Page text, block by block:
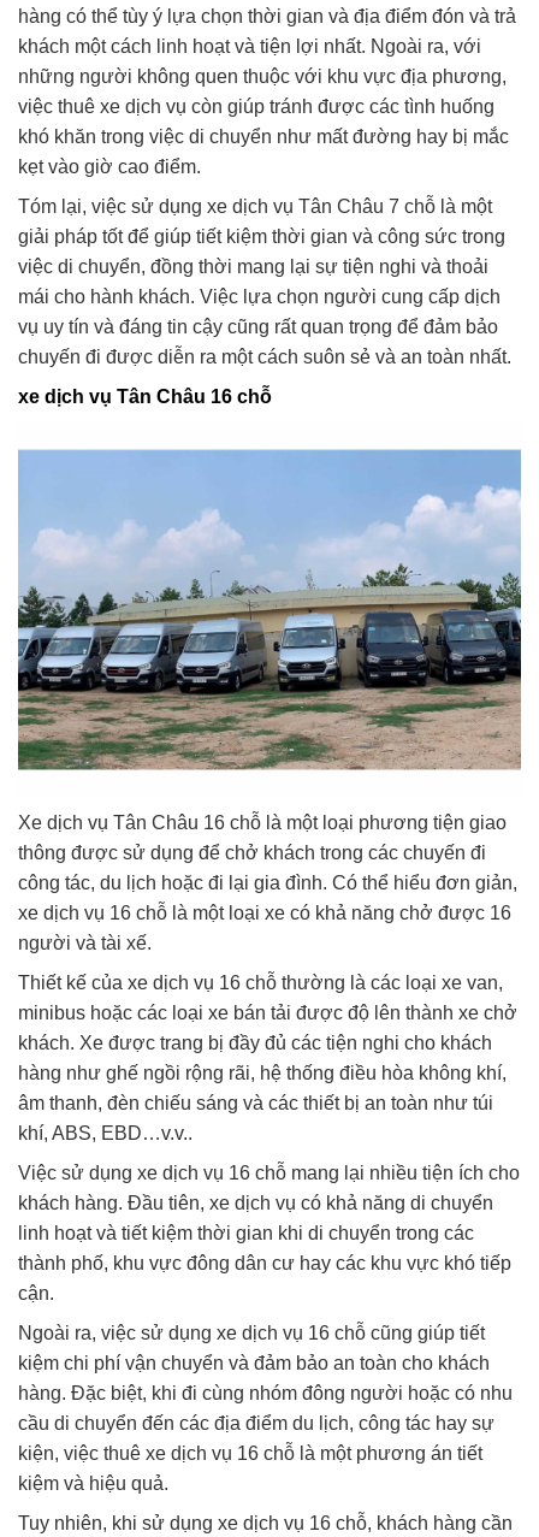
hàng có thể tùy ý lựa chọn thời gian và địa điểm đón và trả
khách một cách linh hoạt và tiện lợi nhất. Ngoài ra, với
những người không quen thuộc với khu vực địa phương,
việc thuê xe dịch vụ còn giúp tránh được các tình huống
khó khăn trong việc di chuyển như mất đường hay bị mắc
kẹt vào giờ cao điểm.
Tóm lại, việc sử dụng xe dịch vụ Tân Châu 7 chỗ là một
giải pháp tốt để giúp tiết kiệm thời gian và công sức trong
việc di chuyển, đồng thời mang lại sự tiện nghi và thoải
mái cho hành khách. Việc lựa chọn người cung cấp dịch
vụ uy tín và đáng tin cậy cũng rất quan trọng để đảm bảo
chuyến đi được diễn ra một cách suôn sẻ và an toàn nhất.
xe dịch vụ Tân Châu 16 chỗ
Xe dịch vụ Tân Châu 16 chỗ là một loại phương tiện giao
thông được sử dụng để chở khách trong các chuyến đi
công tác, du lịch hoặc đi lại gia đình. Có thể hiểu đơn giản,
xe dịch vụ 16 chỗ là một loại xe có khả năng chở được 16
người và tài xế.
Thiết kế của xe dịch vụ 16 chỗ thường là các loại xe van,
minibus hoặc các loại xe bán tải được độ lên thành xe chở
khách. Xe được trang bị đầy đủ các tiện nghi cho khách
hàng như ghế ngồi rộng rãi, hệ thống điều hòa không khí,
âm thanh, đèn chiếu sáng và các thiết bị an toàn như túi
khí, ABS, EBD…v.v..
Việc sử dụng xe dịch vụ 16 chỗ mang lại nhiều tiện ích cho
khách hàng. Đầu tiên, xe dịch vụ có khả năng di chuyển
linh hoạt và tiết kiệm thời gian khi di chuyển trong các
thành phố, khu vực đông dân cư hay các khu vực khó tiếp
cận.
Ngoài ra, việc sử dụng xe dịch vụ 16 chỗ cũng giúp tiết
kiệm chi phí vận chuyển và đảm bảo an toàn cho khách
hàng. Đặc biệt, khi đi cùng nhóm đông người hoặc có nhu
cầu di chuyển đến các địa điểm du lịch, công tác hay sự
kiện, việc thuê xe dịch vụ 16 chỗ là một phương án tiết
kiệm và hiệu quả.
Tuy nhiên, khi sử dụng xe dịch vụ 16 chỗ, khách hàng cần